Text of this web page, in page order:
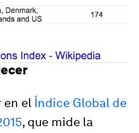
en el Índice Global de
, que mide la